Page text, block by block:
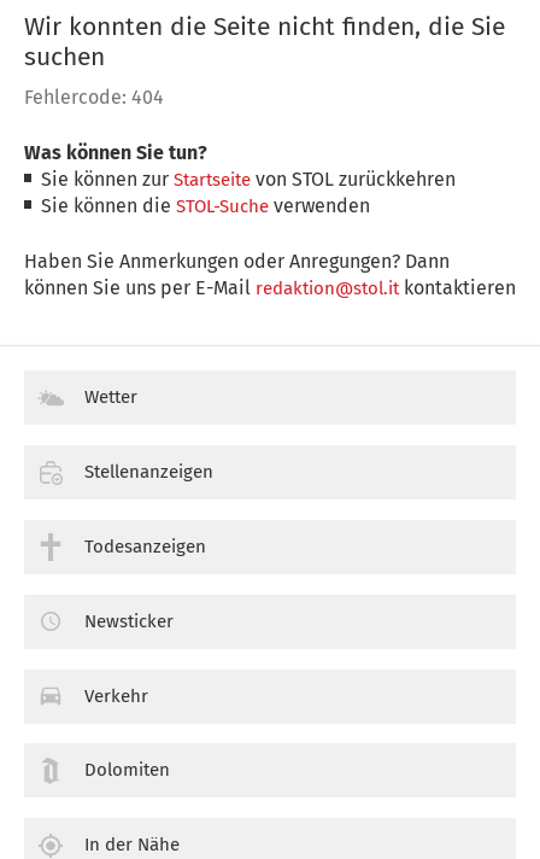
Wir konnten die Seite nicht finden, die Sie
suchen
Fehlercode: 404
Was können Sie tun?
Sie können zurStartseite von STOL zurückkehren
Sie können dieSTOL-Suche verwenden
Haben Sie Anmerkungen oder Anregungen? Dann
können Sie uns per E-Mail redaktion@stol.itkontaktieren
Wetter
Stellenanzeigen
Todesanzeigen
Newsticker
Verkehr
Dolomiten
In der Nähe